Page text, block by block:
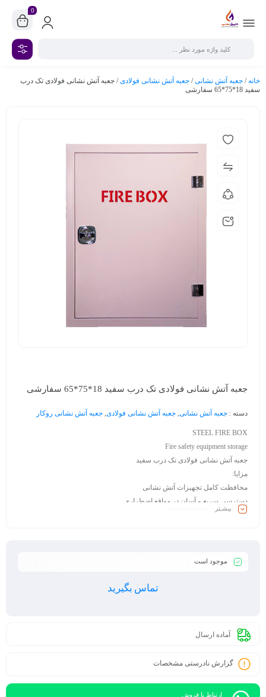
0
خانه/ جعبه آتش نشانی/ جعبه آتش نشانی فولادی/ جعبه آتش نشانی فولادی تک درب
سفید 18*75*65 سفارشی
جعبه آتش نشانی فولادی تک درب سفید 18*75*65 سفارشی
دسته : جعبه آتش نشانی, جعبه آتش نشانی فولادی, جعبه آتش نشانی روکار
STEEL FIRE BOX
Fire safety equipment storage
جعبه آتش نشانی فولادی تک درب سفید
مزایا:
محافظت کامل تجهیزات آتش نشانی
دسترسی سریع و آسان در مواقع اضطراری
مقاومت بالا در برابر ضربه، حرارت و رطوبت
بیشـتر
موجود است
تماس بگیرید
آماده ارسال
گزارش نادرستی مشخصات
ارتباط با فروش